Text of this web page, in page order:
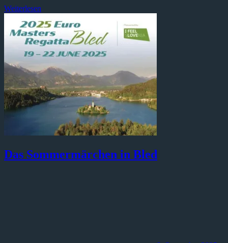
Weiterlesen
Das Sommermärchen in Bled